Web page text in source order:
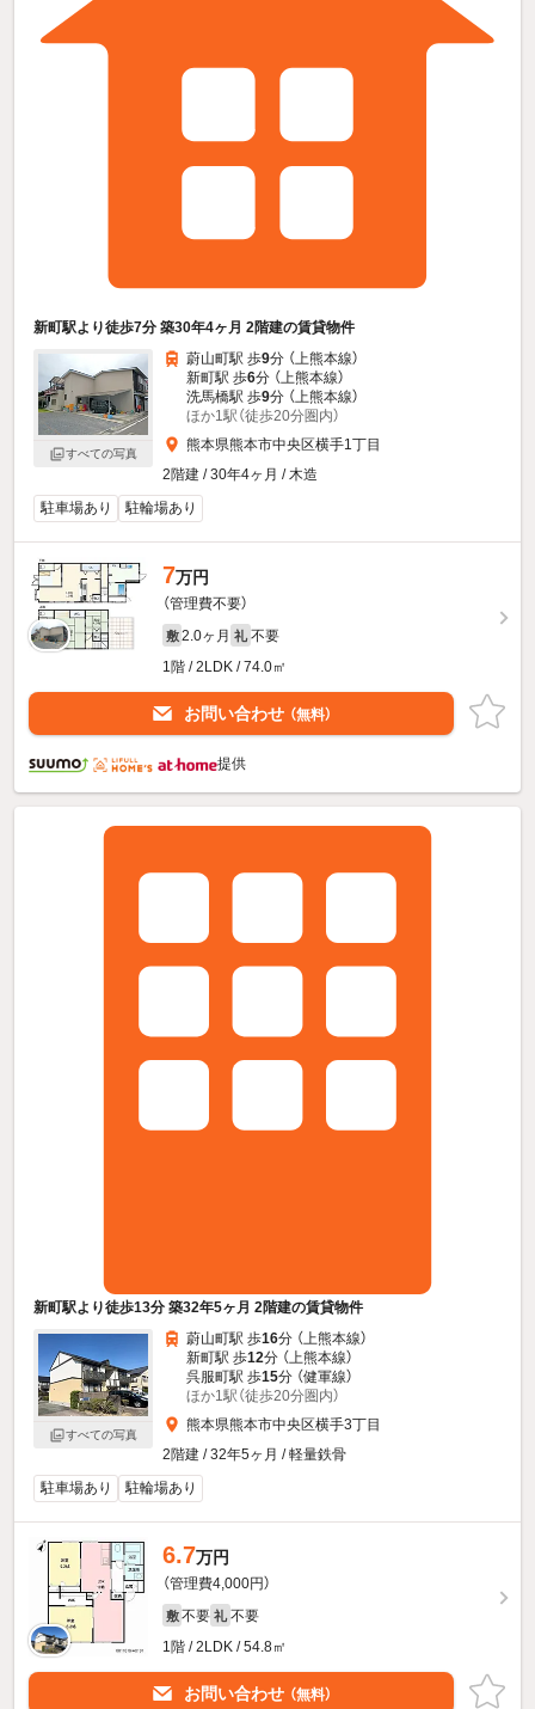
新町駅より徒歩7分 築30年4ヶ月 2階建の賃貸物件
すべての写真
蔚山町駅 歩9分 （上熊本線）
新町駅 歩6分 （上熊本線）
洗馬橋駅 歩9分 （上熊本線）
ほか1駅（徒歩20分圏内）
熊本県熊本市中央区横手1丁目
2階建 / 30年4ヶ月 / 木造
駐車場あり
駐輪場あり
7万円
（管理費不要）
敷 2.0ヶ月 礼 不要
1階 / 2LDK / 74.0㎡
お問い合わせ （無料）
提供
新町駅より徒歩13分 築32年5ヶ月 2階建の賃貸物件
すべての写真
蔚山町駅 歩16分 （上熊本線）
新町駅 歩12分 （上熊本線）
呉服町駅 歩15分 （健軍線）
ほか1駅（徒歩20分圏内）
熊本県熊本市中央区横手3丁目
2階建 / 32年5ヶ月 / 軽量鉄骨
駐車場あり
駐輪場あり
6.7万円
（管理費4,000円）
敷 不要 礼 不要
1階 / 2LDK / 54.8㎡
お問い合わせ （無料）